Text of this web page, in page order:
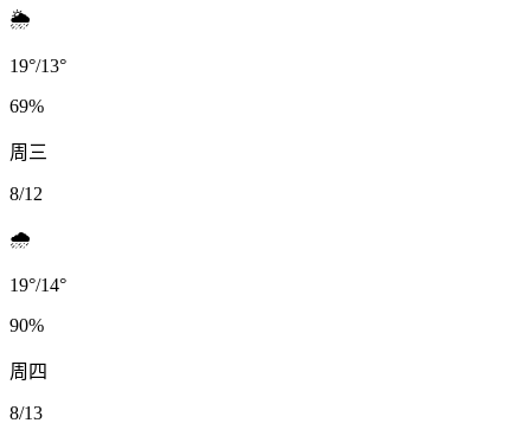
🌦️
19°/13°
69%
周三
8/12
🌧️
19°/14°
90%
周四
8/13